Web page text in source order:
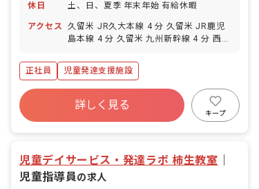
休日 土、日、夏季 年末年始 有給休暇
アクセス
久留米 JR久大本線 4 分 久留米 JR鹿児
島本線 4 分 久留米 九州新幹線 4 分 西鉄
鉄天神大牟田線 21 分
正社員 児童発達支援施設
詳しく見る
キープ
児童デイサービス・発達ラボ 柿生教室
児童指導員の求人